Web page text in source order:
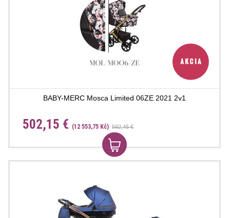
BABY-MERC Mosca Limited 06ZE 2021 2v1
502,15 € (12 553,75 Kč) 592,45 €